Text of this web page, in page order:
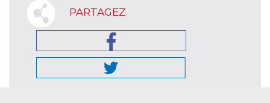
PARTAGEZ